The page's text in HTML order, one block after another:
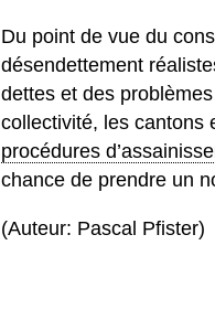
Du point de vue du
désendettement
dettes et des
collectivité, les cantons
procédures
chance de prendre un
(Auteur: Pascal Pfister)